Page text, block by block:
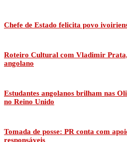
Chefe de Estado felicita povo
Roteiro Cultural com Vladimir
angolano
Estudantes angolanos brilham nas
no Reino Unido
Tomada de posse: PR conta com
responsáveis